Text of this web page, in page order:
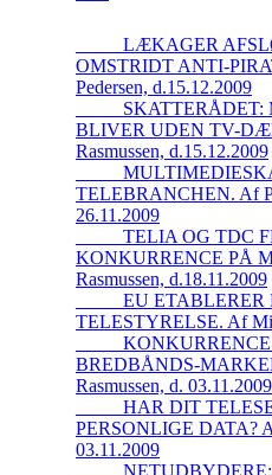
_____LÆKAGER
OMSTRIDT ANTI-
Pedersen, d.15.12.2009
BLIVER UDEN TV-
Rasmussen, d.15.12.2009
TELEBRANCHEN. Af
26.11.2009
_____TELIA OG TDC
KONKURRENCE PÅ
Rasmussen, d.18.11.2009
_____EU
TELESTYRELSE. Af
BREDBÅNDS-
Rasmussen, d. 03.11.2009
_____HAR DIT
PERSONLIGE DATA?
03.11.2009